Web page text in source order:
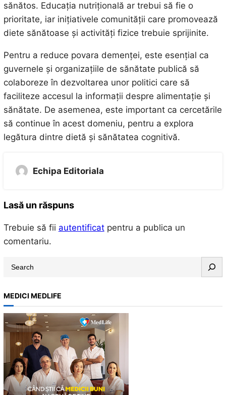
sănătos. Educația nutrițională ar trebui să fie o
prioritate, iar inițiativele comunității care promovează
diete sănătoase și activități fizice trebuie sprijinite.
Pentru a reduce povara demenței, este esențial ca
guvernele și organizațiile de sănătate publică să
colaboreze în dezvoltarea unor politici care să
faciliteze accesul la informații despre alimentație și
sănătate. De asemenea, este important ca cercetările
să continue în acest domeniu, pentru a explora
legătura dintre dietă și sănătatea cognitivă.
Echipa Editoriala
Lasă un răspuns
Trebuie să fii autentificatpentru a publica un
comentariu.
a
r
c
h
MEDICI MEDLIFE